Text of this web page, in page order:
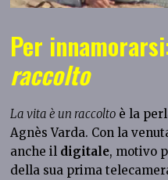
Per
raccolto
La vita è un raccolto è la
Agnès Varda. Con la
anche il digitale, motivo
della sua prima